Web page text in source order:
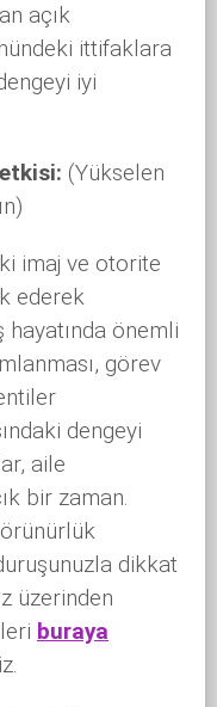
açık
ittifaklara
iyi
(Yükselen
imaj ve otorite
ederek
önemli
görev
dengeyi
aile
bir zaman.
dikkat
üzerinden
buraya